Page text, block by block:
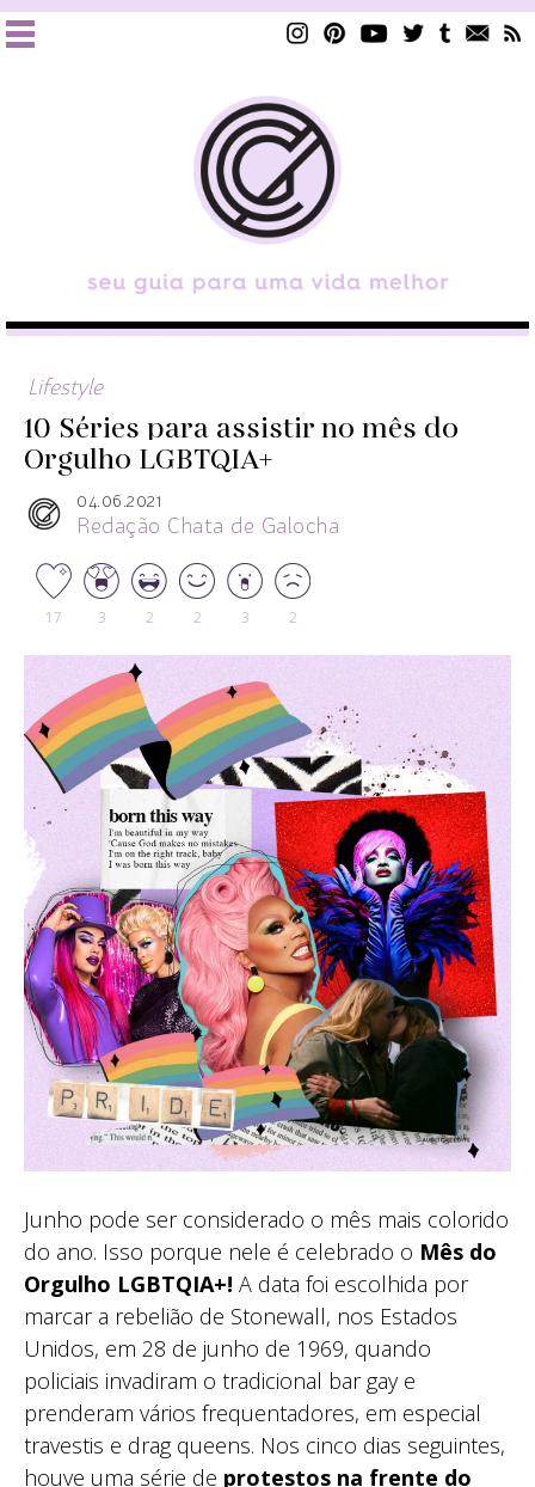
Lifestyle
10 Séries para assistir no mês do
Orgulho LGBTQIA+
04.06.2021
Redação Chata de Galocha
17 3 2 2 3 2
Junho pode ser considerado o mês mais colorido
do ano. Isso porque nele é celebrado o Mês do
Orgulho LGBTQIA+! A data foi escolhida por
marcar a rebelião de Stonewall, nos Estados
Unidos, em 28 de junho de 1969, quando
policiais invadiram o tradicional bar gay e
prenderam vários frequentadores, em especial
travestis e drag queens. Nos cinco dias seguintes,
houve uma série de protestos na frente do